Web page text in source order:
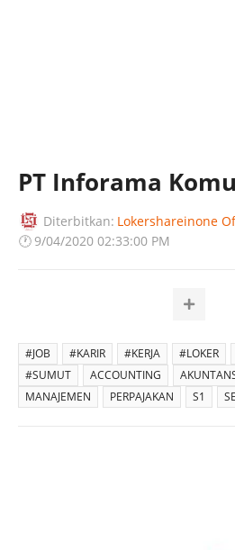
PT Inforama
Diterbitkan: Lokershareinone
🕐 9/04/2020 02:33:00 PM
#JOB #KARIR #KERJA #LOKER
#SUMUT
ACCOUNTING
MANAJEMEN
PERPAJAKAN S1